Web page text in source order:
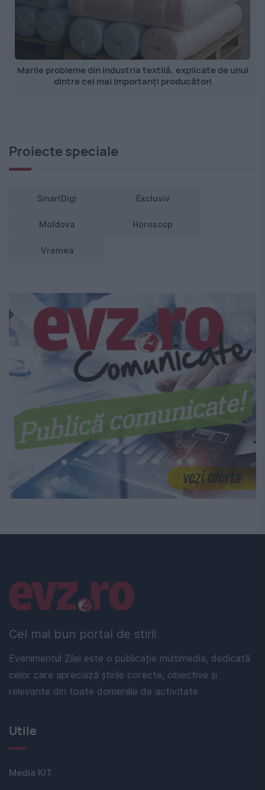
Marile probleme din industria textilă, explicate de unul
dintre cei mai importanți producători
Proiecte speciale
SmartDigi Exclusiv
Moldova Horoscop
Vremea
Cel mai bun portal de stiri!
Evenimentul Zilei este o publicație multimedia, dedicată
celor care apreciază știrile corecte, obiective și
relevante din toate domeniile de activitate
Linkuri utile
Utile
Media KIT